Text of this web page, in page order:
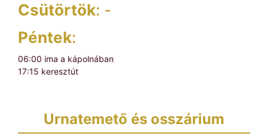
Csütörtök: -
Péntek:
06:00 ima a kápolnában
17:15 keresztút
Urnatemető és osszárium